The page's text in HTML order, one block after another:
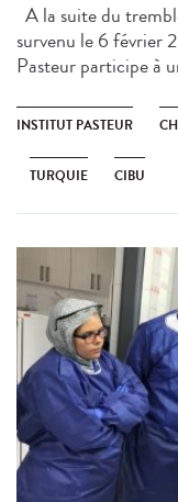
A la suite du
survenu le 6 février
Pasteur participe à
INSTITUT PASTEUR
TURQUIE CIBU